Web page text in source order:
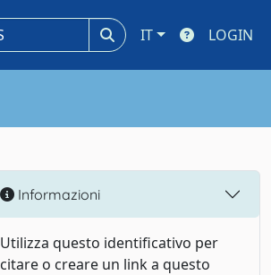
IT LOGIN
Informazioni
Utilizza questo identificativo per
citare o creare un link a questo